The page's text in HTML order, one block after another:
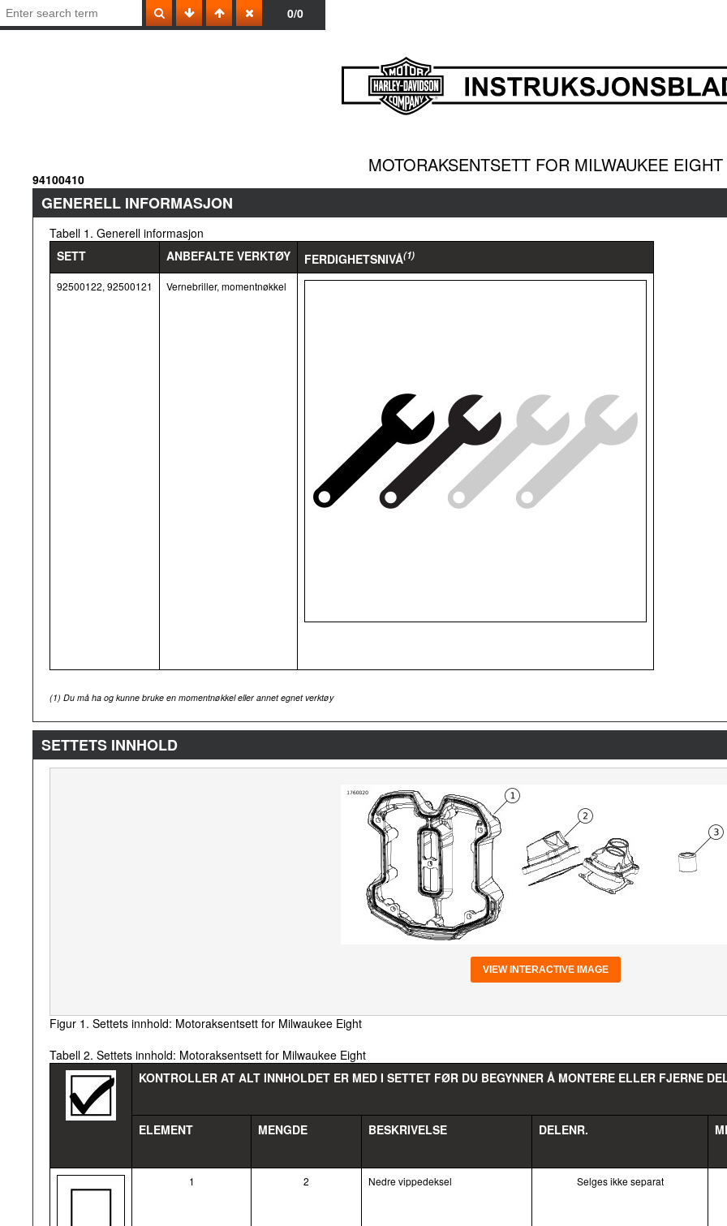
0/0
MOTORAKSENTSETT FOR MILWAUKEE EIGHT
94100410
GENERELL INFORMASJON
Tabell 1. Generell informasjon
SETT
ANBEFALTE VERKTØY FERDIGHETSNIVÅ(1)
92500122, 92500121 Vernebriller, momentnøkkel
(1) Du må ha og kunne bruke en momentnøkkel eller annet egnet verktøy
SETTETS INNHOLD
VIEW INTERACTIVE IMAGE
Figur 1. Settets innhold: Motoraksentsett for Milwaukee Eight
Tabell 2. Settets innhold: Motoraksentsett for Milwaukee Eight
KONTROLLER AT ALT INNHOLDET ER MED I SETTET FØR DU BEGYNNER Å MONTERE ELLER FJERNE
ELEMENT MENGDE BESKRIVELSE DELENR.
1 2 Nedre vippedeksel Selges ikke separat